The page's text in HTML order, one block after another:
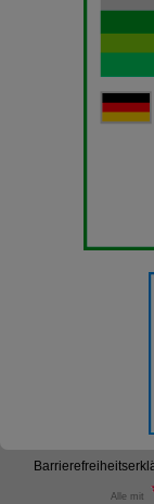
Alle mit